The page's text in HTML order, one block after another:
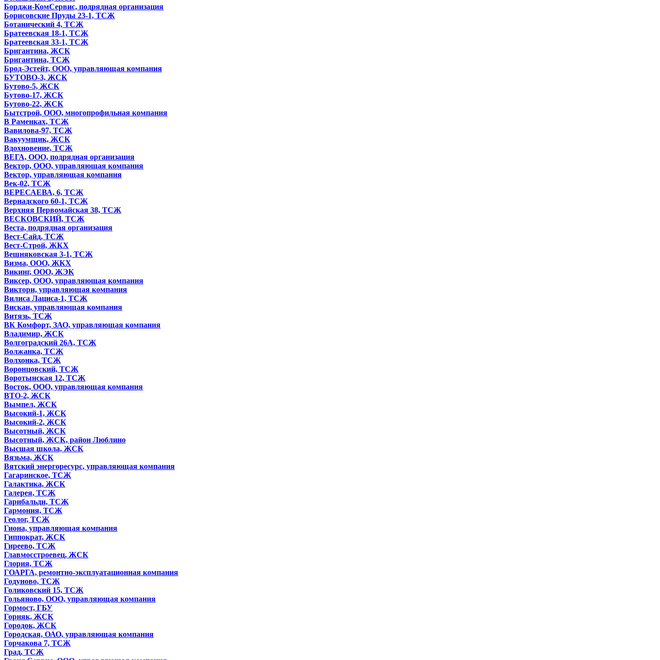
Борджи-КомСервис, подрядная организация
Борисовские Пруды 23-1, ТСЖ
Ботанический 4, ТСЖ
Братеевская 18-1, ТСЖ
Братеевская 33-1, ТСЖ
Бригантина, ЖСК
Бригантина, ТСЖ
Брод-Эстейт, ООО, управляющая компания
БУТОВО-3, ЖСК
Бутово-5, ЖСК
Бутово-17, ЖСК
Бутово-22, ЖСК
Бытстрой, ООО, многопрофильная компания
В Раменках, ТСЖ
Вавилова-97, ТСЖ
Вакуумщик, ЖСК
Вдохновение, ТСЖ
ВЕГА, ООО, подрядная организация
Вектор, ООО, управляющая компания
Вектор, управляющая компания
Век-02, ТСЖ
ВЕРЕСАЕВА, 6, ТСЖ
Вернадского 60-1, ТСЖ
Верхняя Первомайская 38, ТСЖ
ВЕСКОВСКИЙ, ТСЖ
Веста, подрядная организация
Вест-Сайд, ТСЖ
Вест-Строй, ЖКХ
Вешняковская 3-1, ТСЖ
Визма, ООО, ЖКХ
Викинг, ООО, ЖЭК
Виксер, ООО, управляющая компания
Виктори, управляющая компания
Вилиса Лациса-1, ТСЖ
Вискан, управляющая компания
Витязь, ТСЖ
ВК Комфорт, ЗАО, управляющая компания
Владимир, ЖСК
Волгоградский 26А, ТСЖ
Волжанка, ТСЖ
Волхонка, ТСЖ
Воронцовский, ТСЖ
Воротынская 12, ТСЖ
Восток, ООО, управляющая компания
ВТО-2, ЖСК
Вымпел, ЖСК
Высокий-1, ЖСК
Высокий-2, ЖСК
Высотный, ЖСК
Высотный, ЖСК, район Люблино
Высшая школа, ЖСК
Вязьма, ЖСК
Вятский энергоресурс, управляющая компания
Гагаринское, ТСЖ
Галактика, ЖСК
Галерея, ТСЖ
Гарибальди, ТСЖ
Гармония, ТСЖ
Геолог, ТСЖ
Гиона, управляющая компания
Гиппократ, ЖСК
Гиреево, ТСЖ
Главмосстроевец, ЖСК
Глория, ТСЖ
ГОАРГА, ремонтно-эксплуатационная компания
Годуново, ТСЖ
Голиковский 15, ТСЖ
Гольяново, ООО, управляющая компания
Гормост, ГБУ
Горняк, ЖСК
Городок, ЖСК
Городская, ОАО, управляющая компания
Горчакова 7, ТСЖ
Град, ТСЖ